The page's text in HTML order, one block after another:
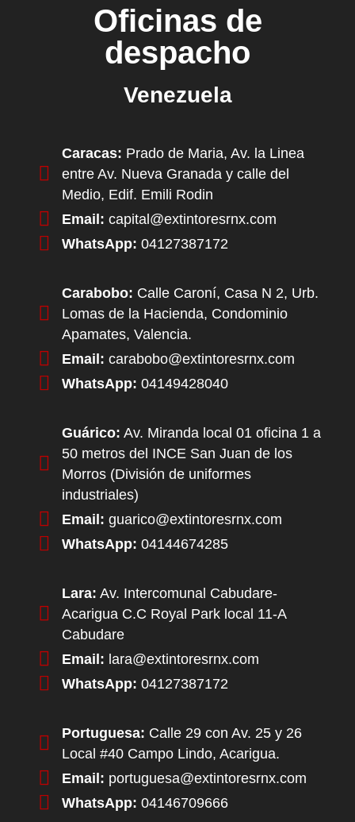
Oficinas de
despacho
Venezuela
Caracas: Prado de Maria, Av. la Linea
entre Av. Nueva Granada y calle del
Medio, Edif. Emili Rodin
Email: capital@extintoresrnx.com
WhatsApp: 04127387172
Carabobo: Calle Caroní, Casa N 2, Urb.
Lomas de la Hacienda, Condominio
Apamates, Valencia.
Email: carabobo@extintoresrnx.com
WhatsApp: 04149428040
Guárico: Av. Miranda local 01 oficina 1 a
50 metros del INCE San Juan de los
Morros (División de uniformes
industriales)
Email: guarico@extintoresrnx.com
WhatsApp: 04144674285
Lara: Av. Intercomunal Cabudare-
Acarigua C.C Royal Park local 11-A
Cabudare
Email: lara@extintoresrnx.com
WhatsApp: 04127387172
Portuguesa: Calle 29 con Av. 25 y 26
Local #40 Campo Lindo, Acarigua.
Email: portuguesa@extintoresrnx.com
WhatsApp: 04146709666